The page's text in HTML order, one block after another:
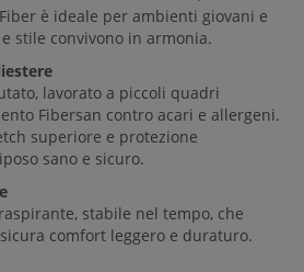
è ideale per ambienti giovani e
stile convivono in armonia.
lavorato a piccoli quadri
Fibersan contro acari e allergeni.
superiore e protezione
sano e sicuro.
stabile nel tempo, che
comfort leggero e duraturo.